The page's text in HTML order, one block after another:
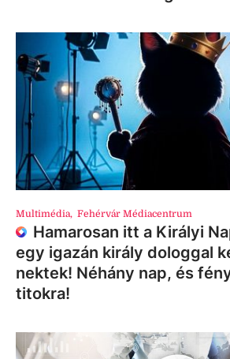
Multimédia, Fehérvár Médiacentrum
Hamarosan itt a Királyi
egy igazán király dologgal
nektek! Néhány nap, és
titokra!